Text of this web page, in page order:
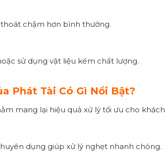
chậm hơn bình thường.
sử dụng vật liệu kém chất lượng.
Phát Tài Có Gì Nổi Bật?
mang lại hiệu quả xử lý tối ưu cho
dụng giúp xử lý nghẹt nhanh chóng.